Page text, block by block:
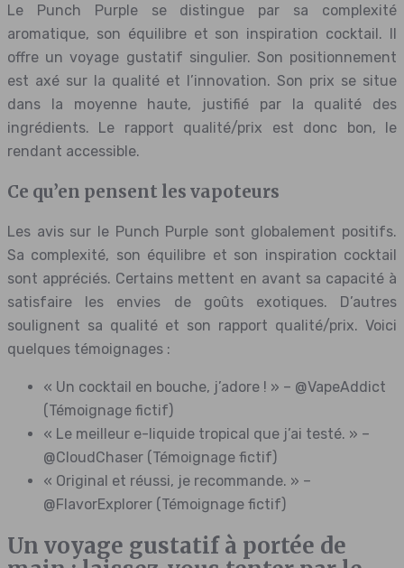
Le Punch Purple se distingue par sa complexité
aromatique, son équilibre et son inspiration cocktail. Il
offre un voyage gustatif singulier. Son positionnement
est axé sur la qualité et l’innovation. Son prix se situe
dans la moyenne haute, justifié par la qualité des
ingrédients. Le rapport qualité/prix est donc bon, le
rendant accessible.
Ce qu’en pensent les vapoteurs
Les avis sur le Punch Purple sont globalement positifs.
Sa complexité, son équilibre et son inspiration cocktail
sont appréciés. Certains mettent en avant sa capacité à
satisfaire les envies de goûts exotiques. D’autres
soulignent sa qualité et son rapport qualité/prix. Voici
quelques témoignages :
« Un cocktail en bouche, j’adore ! » – @VapeAddict
(Témoignage fictif)
« Le meilleur e-liquide tropical que j’ai testé. » –
@CloudChaser (Témoignage fictif)
« Original et réussi, je recommande. » –
@FlavorExplorer (Témoignage fictif)
Un voyage gustatif à portée de